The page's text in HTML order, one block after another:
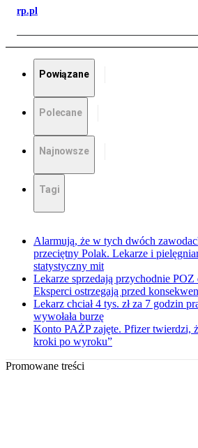
rp.pl
Powiązane
Polecane
Najnowsze
Tagi
Alarmują, że w tych dwóch
przeciętny Polak. Lekarze i
statystyczny mit
Lekarze sprzedają przychodnie POZ
Eksperci ostrzegają przed
Lekarz chciał 4 tys. zł za 7 godzin
wywołała burzę
Konto PAŻP zajęte. Pfizer twierdzi,
kroki po wyroku”
Promowane treści